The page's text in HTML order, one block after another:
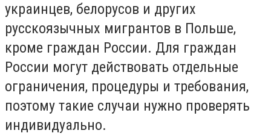
украинцев, белорусов и других
русскоязычных мигрантов в Польше,
кроме граждан России. Для граждан
России могут действовать отдельные
ограничения, процедуры и требования,
поэтому такие случаи нужно проверять
индивидуально.